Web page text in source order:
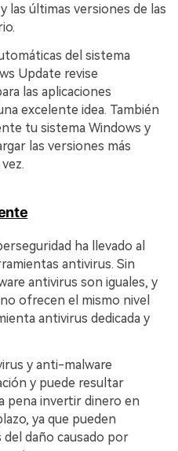
las últimas versiones de las
del sistema
Update revise
las aplicaciones
excelente idea. También
tu sistema Windows y
las versiones más
ha llevado al
antivirus. Sin
antivirus son iguales, y
ofrecen el mismo nivel
antivirus dedicada y
y anti-malware
y puede resultar
pena invertir dinero en
ya que pueden
daño causado por